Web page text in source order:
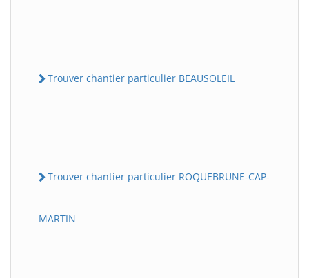
Trouver chantier particulier BEAUSOLEIL
Trouver chantier particulier ROQUEBRUNE-CAP-
MARTIN